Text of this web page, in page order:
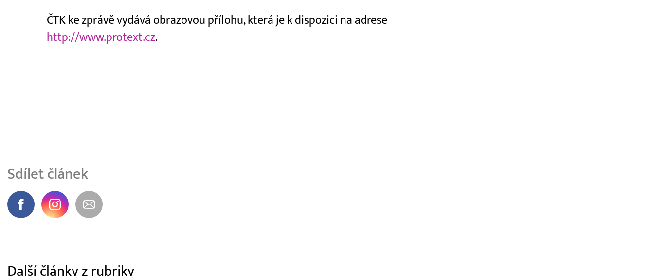
ČTK ke zprávě vydává obrazovou přílohu, která je k dispozici na adrese
http://www.protext.cz.
Sdílet článek
Další články z rubriky